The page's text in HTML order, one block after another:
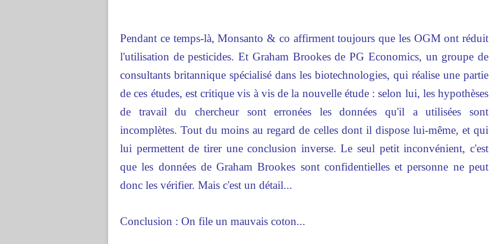
Pendant ce temps-là, Monsanto & co affirment toujours que les OGM ont réduit
l'utilisation de pesticides. Et Graham Brookes de PG Economics, un groupe de
consultants britannique spécialisé dans les biotechnologies, qui réalise une partie
de ces études, est critique vis à vis de la nouvelle étude : selon lui, les hypothèses
de travail du chercheur sont erronées les données qu'il a utilisées sont
incomplètes. Tout du moins au regard de celles dont il dispose lui-même, et qui
lui permettent de tirer une conclusion inverse. Le seul petit inconvénient, c'est
que les données de Graham Brookes sont confidentielles et personne ne peut
donc les vérifier. Mais c'est un détail...
Conclusion : On file un mauvais coton...